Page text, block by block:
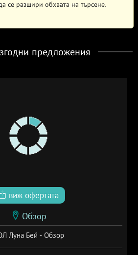
се разшири обхвата на търсене.
предложения
виж офертата
Обзор
Луна Бей - Обзор